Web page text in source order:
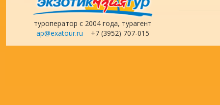
туроператор с 2004 года, турагент
ap@exatour.ru +7 (3952) 707-015